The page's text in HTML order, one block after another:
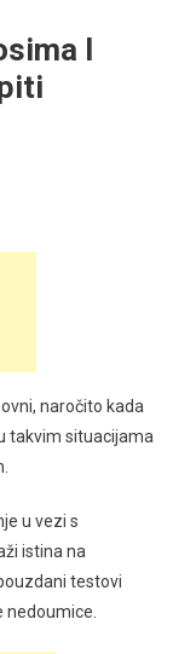
I
naročito kada
takvim situacijama
u vezi s
istina na
testovi